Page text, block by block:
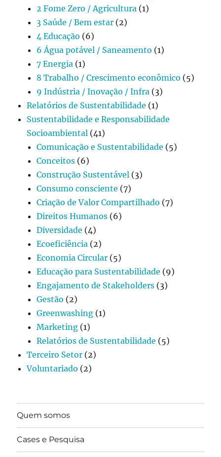
2 Fome Zero / Agricultura (1)
3 Saúde / Bem estar (2)
4 Educação (6)
6 Água potável / Saneamento (1)
7 Energia (1)
8 Trabalho / Crescimento econômico (5)
9 Indústria / Inovação / Infra (3)
Relatórios de Sustentabilidade (1)
Sustentabilidade e Responsabilidade
Socioambiental (41)
Comunicação e Sustentabilidade (5)
Conceitos (6)
Construção Sustentável (3)
Consumo consciente (7)
Criação de Valor Compartilhado (7)
Direitos Humanos (6)
Diversidade (4)
Ecoeficiência (2)
Economia Circular (5)
Educação para Sustentabilidade (9)
Engajamento de Stakeholders (3)
Gestão (2)
Greenwashing (1)
Marketing (1)
Relatórios de Sustentabilidade (5)
Terceiro Setor (2)
Voluntariado (2)
Quem somos
Cases e Pesquisa